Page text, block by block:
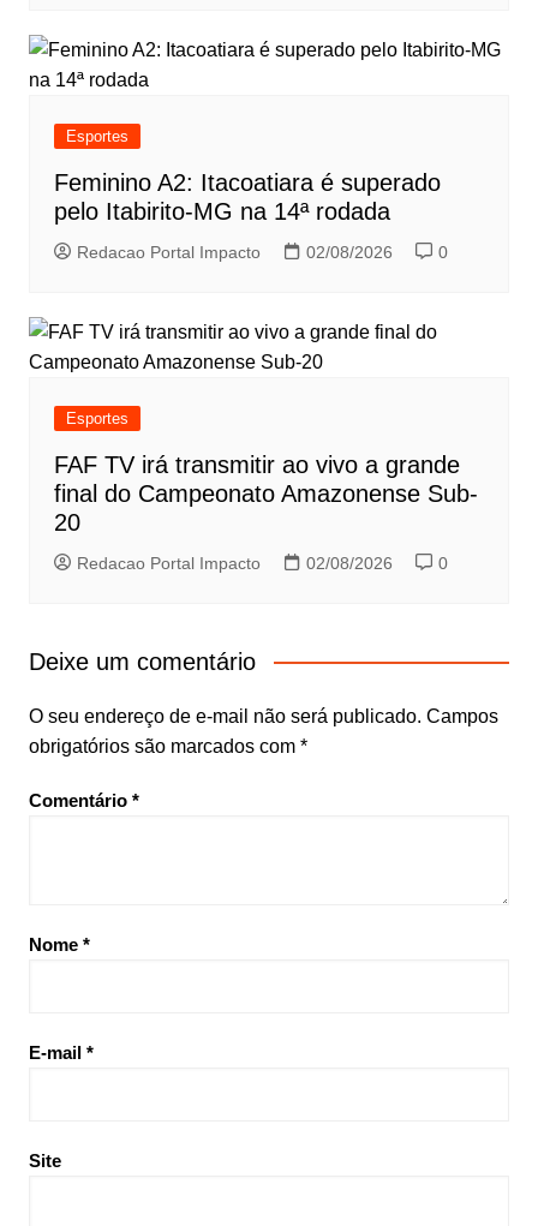
Esportes
Feminino A2: Itacoatiara é superado
pelo Itabirito-MG na 14ª rodada
Redacao Portal Impacto 02/08/2026 0
Esportes
FAF TV irá transmitir ao vivo a grande
final do Campeonato Amazonense Sub-
20
Redacao Portal Impacto 02/08/2026 0
Deixe um comentário
O seu endereço de e-mail não será publicado. Campos
obrigatórios são marcados com *
Comentário *
Nome *
E-mail *
Site